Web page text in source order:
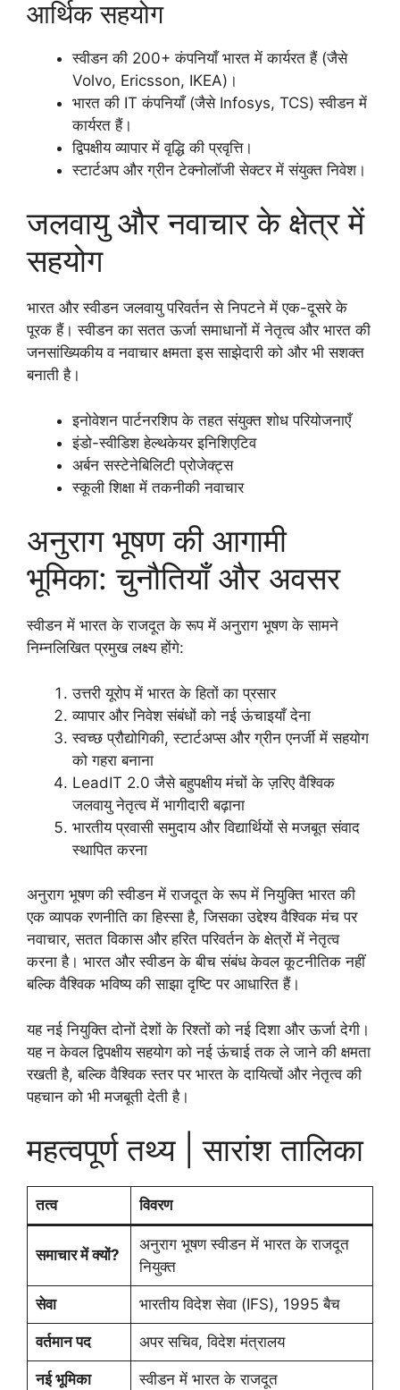
आर्थिक सहयोग
स्वीडन की 200+ कंपनियाँ भारत में कार्यरत हैं (जैसे
Volvo, Ericsson, IKEA)।
भारत की IT कंपनियाँ (जैसे Infosys, TCS) स्वीडन में
कार्यरत हैं।
द्विपक्षीय व्यापार में वृद्धि की प्रवृत्ति।
स्टार्टअप और ग्रीन टेक्नोलॉजी सेक्टर में संयुक्त निवेश।
जलवायु और नवाचार के क्षेत्र में
सहयोग
भारत और स्वीडन जलवायु परिवर्तन से निपटने में एक-दूसरे के
पूरक हैं। स्वीडन का सतत ऊर्जा समाधानों में नेतृत्व और भारत की
जनसांख्यिकीय व नवाचार क्षमता इस साझेदारी को और भी सशक्त
बनाती है।
इनोवेशन पार्टनरशिप के तहत संयुक्त शोध परियोजनाएँ
इंडो-स्वीडिश हेल्थकेयर इनिशिएटिव
अर्बन सस्टेनेबिलिटी प्रोजेक्ट्स
स्कूली शिक्षा में तकनीकी नवाचार
अनुराग भूषण की आगामी
भूमिका: चुनौतियाँ और अवसर
स्वीडन में भारत के राजदूत के रूप में अनुराग भूषण के सामने
निम्नलिखित प्रमुख लक्ष्य होंगे:
उत्तरी यूरोप में भारत के हितों का प्रसार
व्यापार और निवेश संबंधों को नई ऊंचाइयाँ देना
स्वच्छ प्रौद्योगिकी, स्टार्टअप्स और ग्रीन एनर्जी में सहयोग
को गहरा बनाना
LeadIT 2.0 जैसे बहुपक्षीय मंचों के ज़रिए वैश्विक
जलवायु नेतृत्व में भागीदारी बढ़ाना
भारतीय प्रवासी समुदाय और विद्यार्थियों से मजबूत संवाद
स्थापित करना
अनुराग भूषण की स्वीडन में राजदूत के रूप में नियुक्ति भारत की
एक व्यापक रणनीति का हिस्सा है, जिसका उद्देश्य वैश्विक मंच पर
नवाचार, सतत विकास और हरित परिवर्तन के क्षेत्रों में नेतृत्व
करना है। भारत और स्वीडन के बीच संबंध केवल कूटनीतिक नहीं
बल्कि वैश्विक भविष्य की साझा दृष्टि पर आधारित हैं।
यह नई नियुक्ति दोनों देशों के रिश्तों को नई दिशा और ऊर्जा देगी।
यह न केवल द्विपक्षीय सहयोग को नई ऊंचाई तक ले जाने की क्षमता
रखती है, बल्कि वैश्विक स्तर पर भारत के दायित्वों और नेतृत्व की
पहचान को भी मजबूती देती है।
महत्वपूर्ण तथ्य | सारांश तालिका
तत्व विवरण
समाचार में क्यों?
अनुराग भूषण स्वीडन में भारत के राजदूत
नियुक्त
सेवा भारतीय विदेश सेवा (IFS), 1995 बैच
वर्तमान पद अपर सचिव, विदेश मंत्रालय
नई भूमिका स्वीडन में भारत के राजदूत